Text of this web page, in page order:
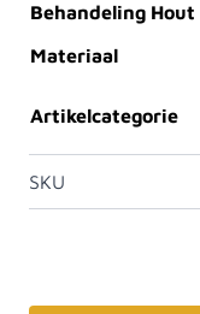
Behandeling Hout
Materiaal
Artikelcategorie
SKU